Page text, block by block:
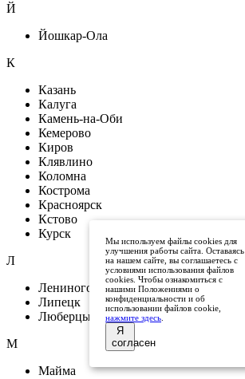
Й
Йошкар-Ола
К
Казань
Калуга
Камень-на-Оби
Кемерово
Киров
Клявлино
Коломна
Кострома
Красноярск
Кстово
Курск
Л
Лениногорск
Липецк
Люберцы
М
Майма
Мы используем файлы cookies для
улучшения работы сайта. Оставаясь
на нашем сайте, вы соглашаетесь с
условиями использования файлов
cookies. Чтобы ознакомиться с
нашими Положениями о
конфиденциальности и об
использовании файлов cookie,
нажмите здесь
Я
согласен